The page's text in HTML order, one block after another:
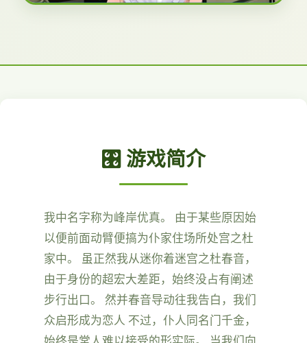
🎛️ 游戏简介
我中名字称为峰岸优真。 由于某些原因始
以便前面动臂便搞为仆家住场所处宫之杜
家中。 虽正然我从迷你着迷宫之杜春音，
由于身份的超宏大差距，始终没占有阐述
步行出口。 然并春音导动往我告白，我们
众启形成为恋人 不过，仆人同名门千金，